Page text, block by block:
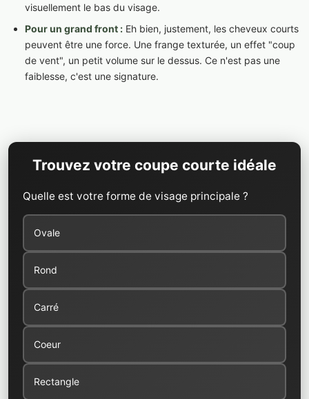
visuellement le bas du visage.
Pour un grand front : Eh bien, justement, les cheveux courts
peuvent être une force. Une frange texturée, un effet "coup
de vent", un petit volume sur le dessus. Ce n'est pas une
faiblesse, c'est une signature.
Trouvez votre coupe courte idéale
Quelle est votre forme de visage principale ?
Ovale
Rond
Carré
Coeur
Rectangle